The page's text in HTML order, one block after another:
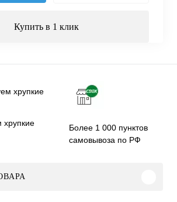
Купить в 1 клик
хрупкие
Более 1 000 пунктов
самовывоза по РФ